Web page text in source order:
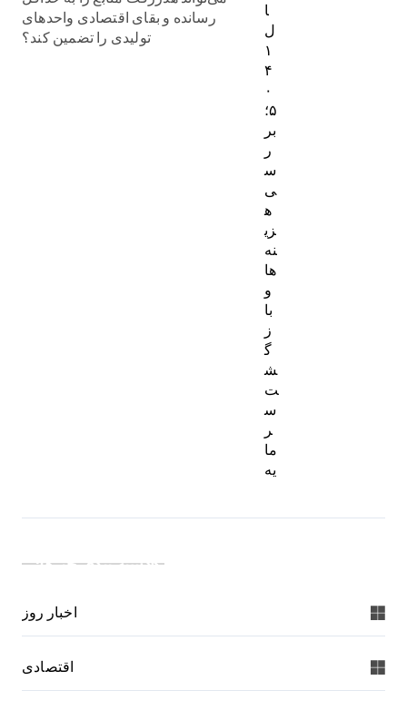
ا
ل
۱
۴
۰
۵؛
بر
ر
س
ی
ه
زی
نه‌
ها
و
با
ز
گ
ش
ت
س
ر
ما
یه
رسانده و بقای اقتصادی واحدهای
تولیدی را تضمین کند؟
دسته بندی خبرها:
اخبار روز
اقتصادی